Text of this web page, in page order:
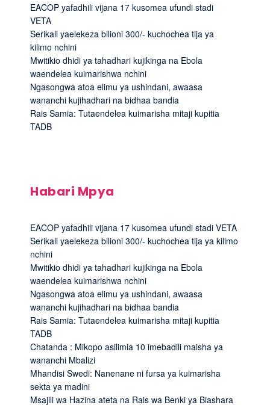
EACOP yafadhili vijana 17 kusomea ufundi stadi
VETA
Serikali yaelekeza bilioni 300/- kuchochea tija ya
kilimo nchini
Mwitikio dhidi ya tahadhari kujikinga na Ebola
waendelea kuimarishwa nchini
Ngasongwa atoa elimu ya ushindani, awaasa
wananchi kujihadhari na bidhaa bandia
Rais Samia: Tutaendelea kuimarisha mitaji kupitia
TADB
Habari Mpya
EACOP yafadhili vijana 17 kusomea ufundi stadi VETA
Serikali yaelekeza bilioni 300/- kuchochea tija ya kilimo
nchini
Mwitikio dhidi ya tahadhari kujikinga na Ebola
waendelea kuimarishwa nchini
Ngasongwa atoa elimu ya ushindani, awaasa
wananchi kujihadhari na bidhaa bandia
Rais Samia: Tutaendelea kuimarisha mitaji kupitia
TADB
Chatanda : Mikopo asilimia 10 imebadili maisha ya
wananchi Mbalizi
Mhandisi Swedi: Nanenane ni fursa ya kuimarisha
sekta ya madini
Msajili wa Hazina ateta na Rais wa Benki ya Biashara